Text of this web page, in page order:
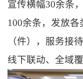
宣传横幅30余条
100余条，发放
（件），服务接
线下联动、全域